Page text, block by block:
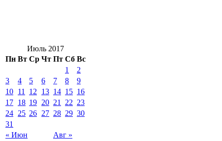
Июль 2017
Пн Вт Ср Чт Пт Сб Вс
« Июн Авг »
1
2
3
4 5 6 7 8
9
10 11 12 13 14 15 16
17 18 19 20 21 22 23
24 25 26 27 28 29 30
31